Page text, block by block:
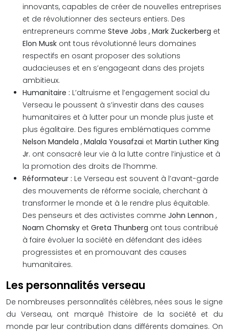
innovants, capables de créer de nouvelles entreprises
et de révolutionner des secteurs entiers. Des
entrepreneurs comme Steve Jobs , Mark Zuckerberg et
Elon Musk ont tous révolutionné leurs domaines
respectifs en osant proposer des solutions
audacieuses et en s’engageant dans des projets
ambitieux.
Humanitaire : L’altruisme et l’engagement social du
Verseau le poussent à s’investir dans des causes
humanitaires et à lutter pour un monde plus juste et
plus égalitaire. Des figures emblématiques comme
Nelson Mandela , Malala Yousafzai et Martin Luther King
Jr. ont consacré leur vie à la lutte contre l’injustice et à
la promotion des droits de l’homme.
Réformateur : Le Verseau est souvent à l’avant-garde
des mouvements de réforme sociale, cherchant à
transformer le monde et à le rendre plus équitable.
Des penseurs et des activistes comme John Lennon ,
Noam Chomsky et Greta Thunberg ont tous contribué
à faire évoluer la société en défendant des idées
progressistes et en promouvant des causes
humanitaires.
Les personnalités verseau
De nombreuses personnalités célèbres, nées sous le signe
du Verseau, ont marqué l’histoire de la société et du
monde par leur contribution dans différents domaines. On